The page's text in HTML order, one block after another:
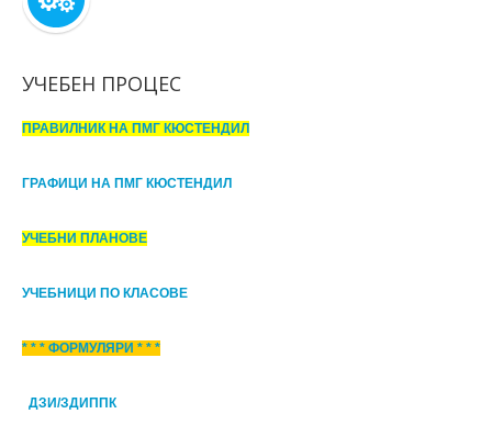
УЧЕБЕН ПРОЦЕС
ПРАВИЛНИК НА ПМГ КЮСТЕНДИЛ
ГРАФИЦИ НА ПМГ КЮСТЕНДИЛ
УЧЕБНИ ПЛАНОВЕ
УЧЕБНИЦИ ПО КЛАСОВЕ
* * * ФОРМУЛЯРИ * * *
ДЗИ/ЗДИППК